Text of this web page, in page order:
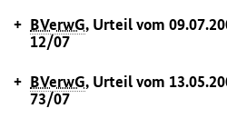
BVerwG, Urteil vom
12/07
BVerwG, Urteil vom
73/07